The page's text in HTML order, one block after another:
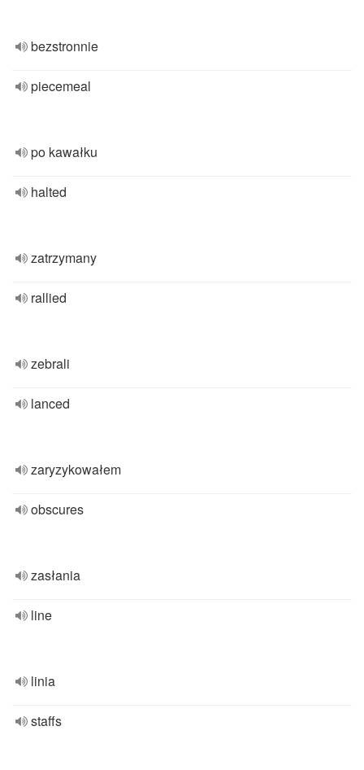
bezstronnie
piecemeal
po kawałku
halted
zatrzymany
rallied
zebrali
lanced
zaryzykowałem
obscures
zasłania
line
linia
staffs